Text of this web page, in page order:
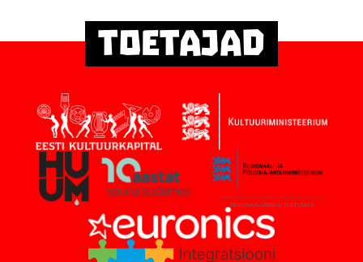
Toetajad